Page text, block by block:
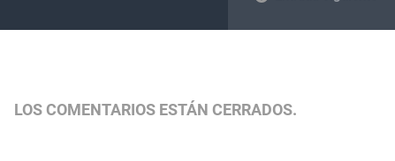
LOS COMENTARIOS ESTÁN CERRADOS.